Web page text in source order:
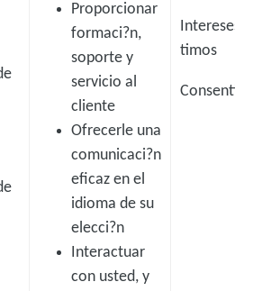
Proporcionar
formaci?n,
soporte y
servicio al
cliente
Ofrecerle una
comunicaci?n
eficaz en el
idioma de su
elecci?n
Interactuar
con usted, y
Intereses
timos